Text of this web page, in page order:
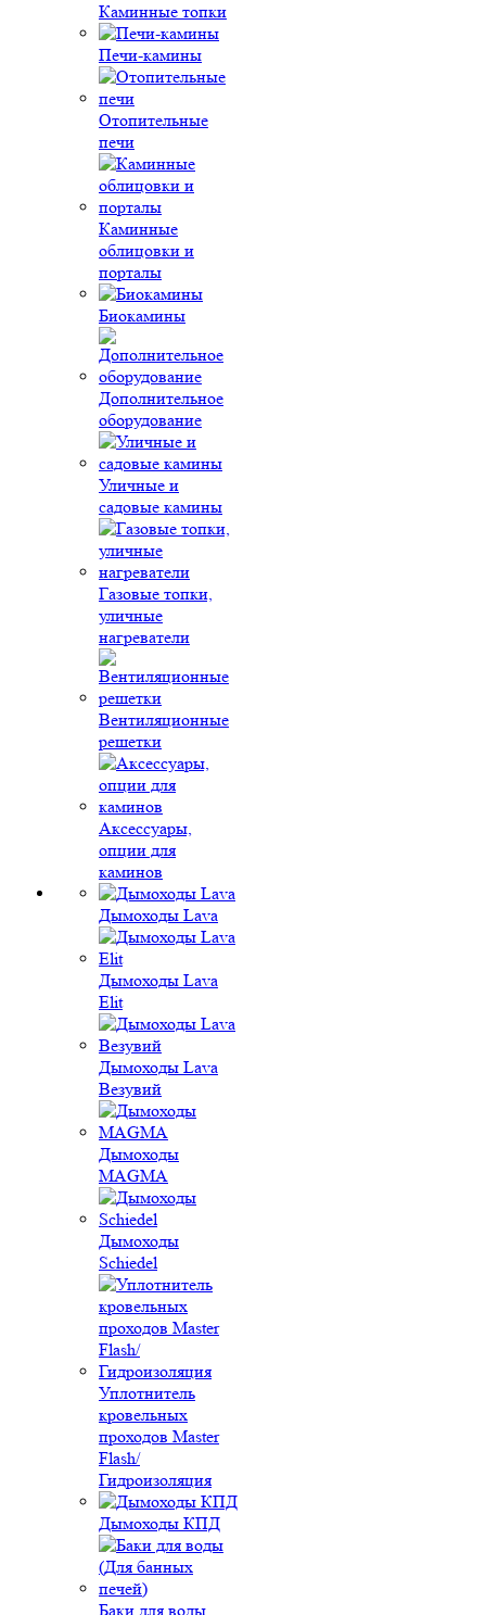
Каминные топки
Печи-камины
Отопительные
печи
Каминные
облицовки и
порталы
Биокамины
Дополнительное
оборудование
Уличные и
садовые камины
Газовые топки,
уличные
нагреватели
Вентиляционные
решетки
Аксессуары,
опции для
каминов
Дымоходы Lava
Дымоходы Lava
Elit
Дымоходы Lava
Везувий
Дымоходы
MAGMA
Дымоходы
Schiedel
Уплотнитель
кровельных
проходов Master
Flash/
Гидроизоляция
Дымоходы КПД
Баки для воды